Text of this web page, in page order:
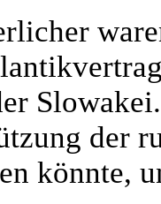
der
könnte,